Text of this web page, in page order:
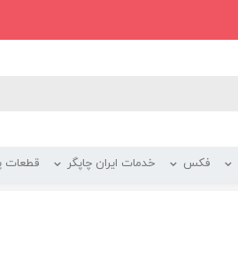
فکس خدمات ایران چاپگر قطعات